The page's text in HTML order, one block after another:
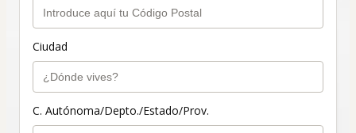
Ciudad
C. Autónoma/Depto./Estado/Prov.